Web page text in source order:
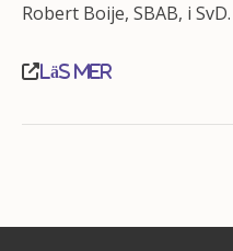
Robert Boije, SBAB, i SvD.
Läs mer